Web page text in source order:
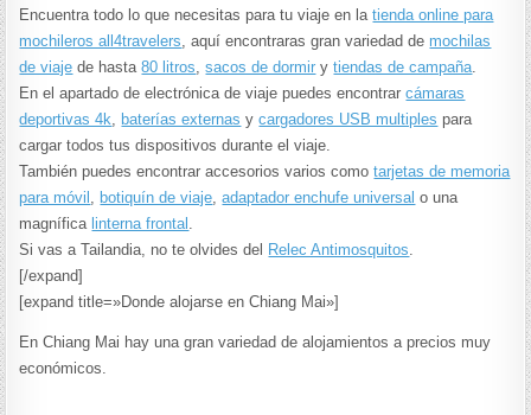
Encuentra todo lo que necesitas para tu viaje en latienda online para
mochileros all4travelers, aquí encontraras gran variedad de mochilas
de viaje de hasta80 litros,sacos de dormir ytiendas de campaña.
En el apartado de electrónica de viaje puedes encontrarcámaras
deportivas 4k, baterías externas ycargadores USB multiples para
cargar todos tus dispositivos durante el viaje.
También puedes encontrar accesorios varios comotarjetas de memoria
para móvil , botiquín de viaje,adaptador enchufe universal o una
magnífica linterna frontal .
Si vas a Tailandia, no te olvides del Relec Antimosquitos.
[/expand]
[expand title=»Donde alojarse en Chiang Mai»]
En Chiang Mai hay una gran variedad de alojamientos a precios muy
económicos.